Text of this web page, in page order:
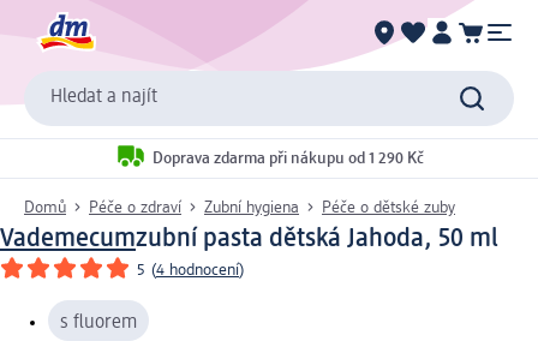
Hledat a najít
Doprava zdarma při nákupu od 1 290 Kč
Domů Péče o zdraví Zubní hygiena Péče o dětské zuby
Vademecumzubní pasta dětská Jahoda, 50 ml
5 (4 hodnocení)
s fluorem